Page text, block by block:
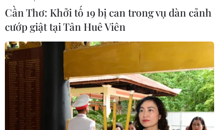
Cần Thơ: Khởi tố 19 bị can trong vụ dàn cảnh
cướp giật tại Tân Huê Viên